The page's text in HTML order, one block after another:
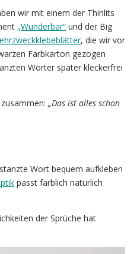
wir mit einem der Thinlits
„Wunderbar“ und der Big
, die wir vor
Farbkarton gezogen
Wörter später kleckerfrei
„Das ist alles schon
Wort bequem aufkleben
passt farblich natürlich
der Sprüche hat